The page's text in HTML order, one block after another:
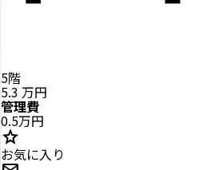
5階
5.3 万円
管理費
0.5万円
star
お気に入り